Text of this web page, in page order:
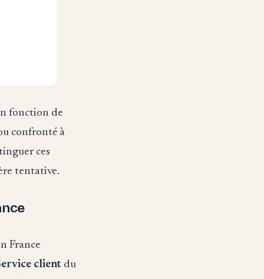
fonction de
confronté à
ces
tentative.
France
client du